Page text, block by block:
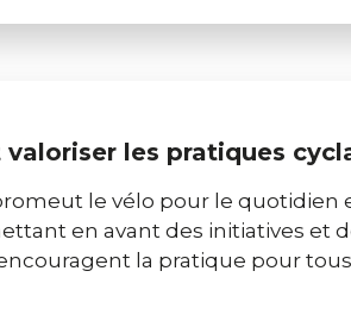
les pratiques
le vélo pour le quotidien
en avant des initiatives et
la pratique pour